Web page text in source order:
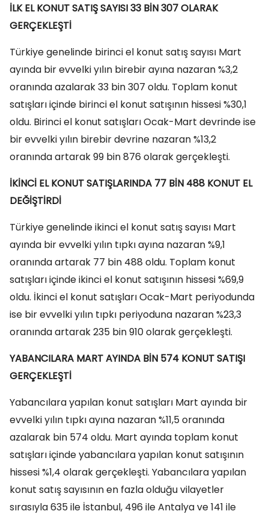
İLK EL KONUT SATIŞ SAYISI 33 BİN 307 OLARAK
GERÇEKLEŞTİ
Türkiye genelinde birinci el konut satış sayısı Mart
ayında bir evvelki yılın birebir ayına nazaran %3,2
oranında azalarak 33 bin 307 oldu. Toplam konut
satışları içinde birinci el konut satışının hissesi %30,1
oldu. Birinci el konut satışları Ocak-Mart devrinde ise
bir evvelki yılın birebir devrine nazaran %13,2
oranında artarak 99 bin 876 olarak gerçekleşti.
İKİNCİ EL KONUT SATIŞLARINDA 77 BİN 488 KONUT EL
DEĞİŞTİRDİ
Türkiye genelinde ikinci el konut satış sayısı Mart
ayında bir evvelki yılın tıpkı ayına nazaran %9,1
oranında artarak 77 bin 488 oldu. Toplam konut
satışları içinde ikinci el konut satışının hissesi %69,9
oldu. İkinci el konut satışları Ocak-Mart periyodunda
ise bir evvelki yılın tıpkı periyoduna nazaran %23,3
oranında artarak 235 bin 910 olarak gerçekleşti.
YABANCILARA MART AYINDA BİN 574 KONUT SATIŞI
GERÇEKLEŞTİ
Yabancılara yapılan konut satışları Mart ayında bir
evvelki yılın tıpkı ayına nazaran %11,5 oranında
azalarak bin 574 oldu. Mart ayında toplam konut
satışları içinde yabancılara yapılan konut satışının
hissesi %1,4 olarak gerçekleşti. Yabancılara yapılan
konut satış sayısının en fazla olduğu vilayetler
sırasıyla 635 ile İstanbul, 496 ile Antalya ve 141 ile